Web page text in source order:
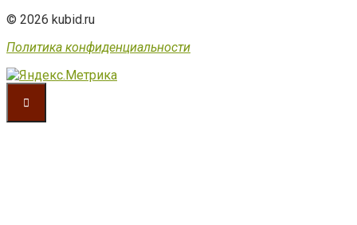
© 2026 kubid.ru
Политика конфиденциальности